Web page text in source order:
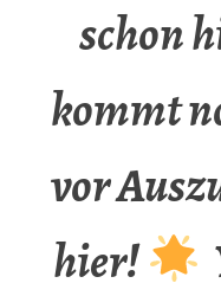
schon
kommt
vor
hier!